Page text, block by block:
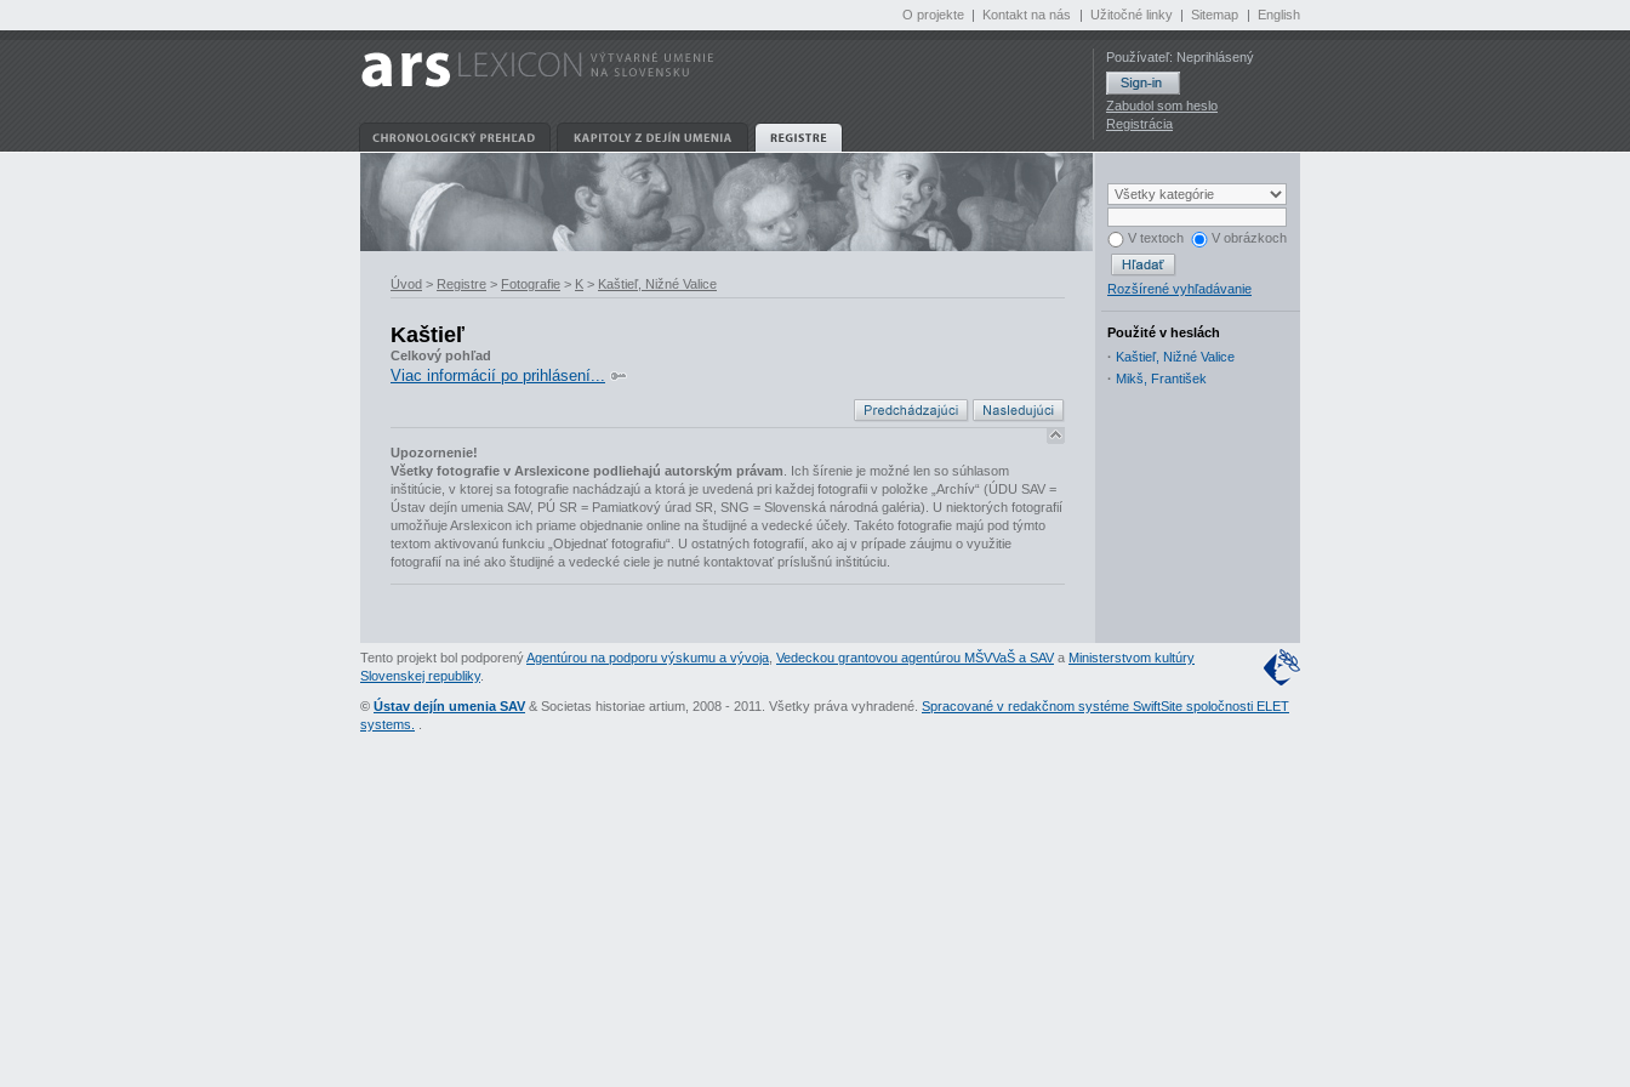
O projekte | Kontakt na nás | Užitočné linky | Sitemap | English
Používateľ: Neprihlásený
Zabudol som heslo
Registrácia
Úvod > Registre > Fotografie > K > Kaštieľ, Nižné Valice
Kaštieľ
Celkový pohľad
Viac informácií po prihlásení...
Upozornenie!
Všetky fotografie v Arslexicone podliehajú autorským právam . Ich šírenie je možné len so súhlasom
inštitúcie, v ktorej sa fotografie nachádzajú a ktorá je uvedená pri každej fotografii v položke „Archív“ (ÚDU SAV =
Ústav dejín umenia SAV, PÚ SR = Pamiatkový úrad SR, SNG = Slovenská národná galéria). U niektorých fotografií
umožňuje Arslexicon ich priame objednanie online na študijné a vedecké účely. Takéto fotografie majú pod týmto
textom aktivovanú funkciu „Objednať fotografiu“. U ostatných fotografií, ako aj v prípade záujmu o využitie
fotografií na iné ako študijné a vedecké ciele je nutné kontaktovať príslušnú inštitúciu.
V textoch V obrázkoch
Rozšírené vyhľadávanie
Použité v heslách
· Kaštieľ, Nižné Valice
· Mikš, František
Tento projekt bol podporenýAgentúrou na podporu výskumu a vývoja Vedeckou grantovou agentúrou MŠVVaŠ a SAVa Ministerstvom kultúry
Slovenskej republiky.
© Ústav dejín umenia SAV & Societas historiae artium, 2008 - 2011. Všetky práva vyhradené. Spracované v redakčnom systéme SwiftSite spoločnosti ELET
systems.